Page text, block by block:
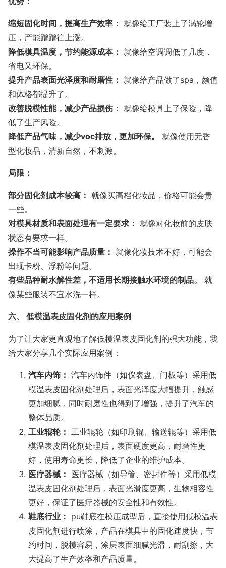
缩短固化时间，提高生产效率： 就像给工厂装上了涡轮增
压，产能蹭蹭往上涨。
降低模具温度，节约能源成本： 就像给空调调低了几度，
省电又环保。
提升产品表面光泽度和耐磨性： 就像给产品做了spa，颜值
和体格都提升了。
改善脱模性能，减少产品损伤： 就像给模具上了保险，降
低了生产风险。
降低产品气味，减少voc排放，更加环保。
就像使用无香
型化妆品，清新自然，不刺激。
局限：
部分固化剂成本较高： 就像买高档化妆品，价格可能会贵
一些。
对模具材质和表面处理有一定要求： 就像对化妆前的皮肤
状态有要求一样。
操作不当可能影响产品质量： 就像化妆技术不好，可能会
出现卡粉、浮粉等问题。
有些品种耐水解性差，不适用长期接触水环境的制品。
就
像某些服装不宜水洗一样。
六、 低模温表皮固化剂的应用案例
为了让大家更直观地了解低模温表皮固化剂的强大功能，我
给大家分享几个实际应用案例：
汽车内饰： 汽车内饰件（如仪表盘、门板等）采用低
模温表皮固化剂处理后，表面光泽度大幅提升，触感
更加细腻，同时耐磨性也得到了增强，提升了汽车的
整体品质。
工业辊轮： 工业辊轮（如印刷辊、输送辊等）采用低
模温表皮固化剂处理后，表面硬度更高，耐磨性更
好，使用寿命更长，降低了企业的维护成本。
医疗器械： 医疗器械（如导管、密封件等）采用低模
温表皮固化剂处理后，表面光滑度更高，生物相容性
更好，保证了医疗器械的安全性和有效性。
鞋底行业： pu鞋底在模压成型后，直接使用低模温表
皮固化剂进行喷涂，产品在模具中的固化速度快，节
约时间，脱模容易，涂层表面细腻光滑，耐刮擦，大
大提高了生产效率和产品质量。